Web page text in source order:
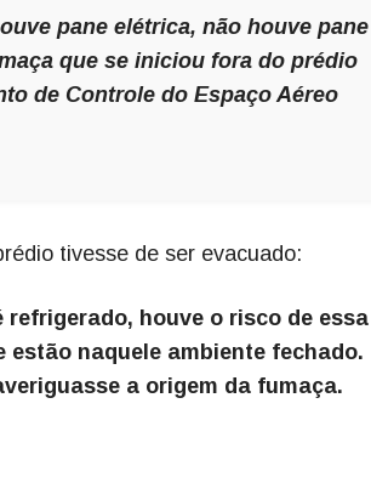
pane elétrica, não houve pane
que se iniciou fora do prédio
de Controle do Espaço Aéreo
tivesse de ser evacuado:
refrigerado, houve o risco de essa
naquele ambiente fechado.
a origem da fumaça.